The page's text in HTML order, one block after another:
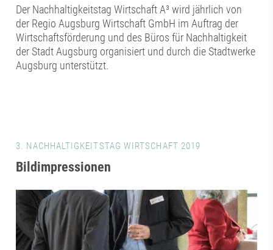
Der Nachhaltigkeitstag Wirtschaft A³ wird jährlich von
der Regio Augsburg Wirtschaft GmbH im Auftrag der
Wirtschaftsförderung und des Büros für Nachhaltigkeit
der Stadt Augsburg organisiert und durch die Stadtwerke
Augsburg unterstützt.
3. NACHHALTIGKEITSTAG WIRTSCHAFT 2019
Bildimpressionen